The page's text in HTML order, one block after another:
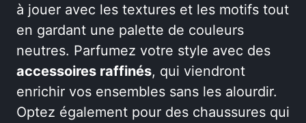
à jouer avec les textures et les motifs tout
en gardant une palette de couleurs
neutres. Parfumez votre style avec des
accessoires raffinés, qui viendront
enrichir vos ensembles sans les alourdir.
Optez également pour des chaussures qui